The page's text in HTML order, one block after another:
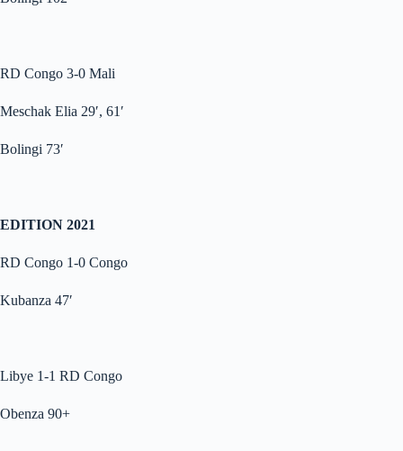
RD Congo 3-0 Mali
Meschak Elia 29′, 61′
Bolingi 73′
EDITION 2021
RD Congo 1-0 Congo
Kubanza 47′
Libye 1-1 RD Congo
Obenza 90+